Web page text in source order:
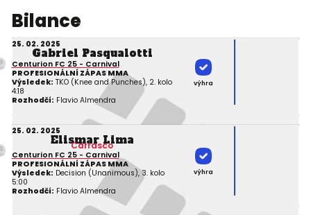
Bilance
25. 02. 2025
Gabriel Pasqualotti
Centurion FC 25 - Carnival
PROFESIONÁLNÍ ZÁPAS MMA
Výsledek: TKO (Knee and Punches), 2. kolo
4:18
Rozhodčí: Flavio Almendra
výhra
25. 02. 2025
Elismar Lima
Carrasco
Centurion FC 25 - Carnival
PROFESIONÁLNÍ ZÁPAS MMA
Výsledek: Decision (Unanimous), 3. kolo
5:00
Rozhodčí: Flavio Almendra
výhra